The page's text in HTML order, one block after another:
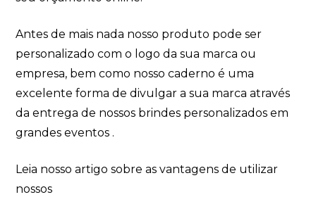
Antes de mais nada nosso produto pode ser
personalizado com o logo da sua marca ou
empresa, bem como nosso caderno é uma
excelente forma de divulgar a sua marca através
da entrega de nossos brindes personalizados em
grandes eventos .
Leia nosso artigo sobre as vantagens de utilizar
nossos